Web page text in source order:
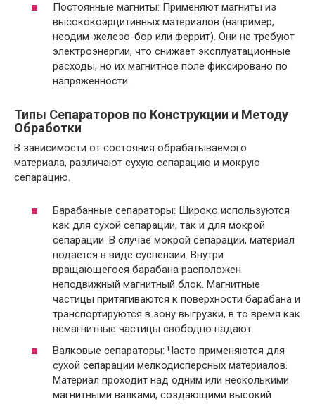
Постоянные магниты: Применяют магниты из
высококоэрцитивных материалов (например,
неодим-железо-бор или феррит). Они не требуют
электроэнергии, что снижает эксплуатационные
расходы, но их магнитное поле фиксировано по
напряженности.
Типы Сепараторов по Конструкции и Методу
Обработки
В зависимости от состояния обрабатываемого
материала, различают сухую сепарацию и мокрую
сепарацию.
Барабанные сепараторы: Широко используются
как для сухой сепарации, так и для мокрой
сепарации. В случае мокрой сепарации, материал
подается в виде суспензии. Внутри
вращающегося барабана расположен
неподвижный магнитный блок. Магнитные
частицы притягиваются к поверхности барабана и
транспортируются в зону выгрузки, в то время как
немагнитные частицы свободно падают.
Валковые сепараторы: Часто применяются для
сухой сепарации мелкодисперсных материалов.
Материал проходит над одним или несколькими
магнитными валками, создающими высокий